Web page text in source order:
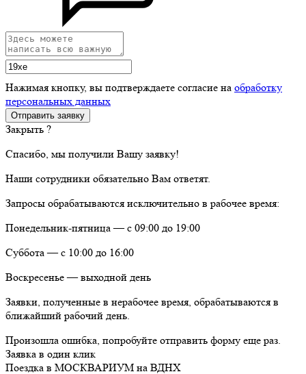
Нажимая кнопку, вы подтверждаете согласие на обработку
персональных данных
Закрыть ?
Спасибо, мы получили Вашу заявку!
Наши сотрудники обязательно Вам ответят.
Запросы обрабатываются исключительно в рабочее время:
Понедельник-пятница — с 09:00 до 19:00
Суббота — с 10:00 до 16:00
Воскресенье — выходной день
Заявки, полученные в нерабочее время, обрабатываются в
ближайший рабочий день.
Произошла ошибка, попробуйте отправить форму еще раз.
Заявка в один клик
Поездка в МОСКВАРИУМ на ВДНХ